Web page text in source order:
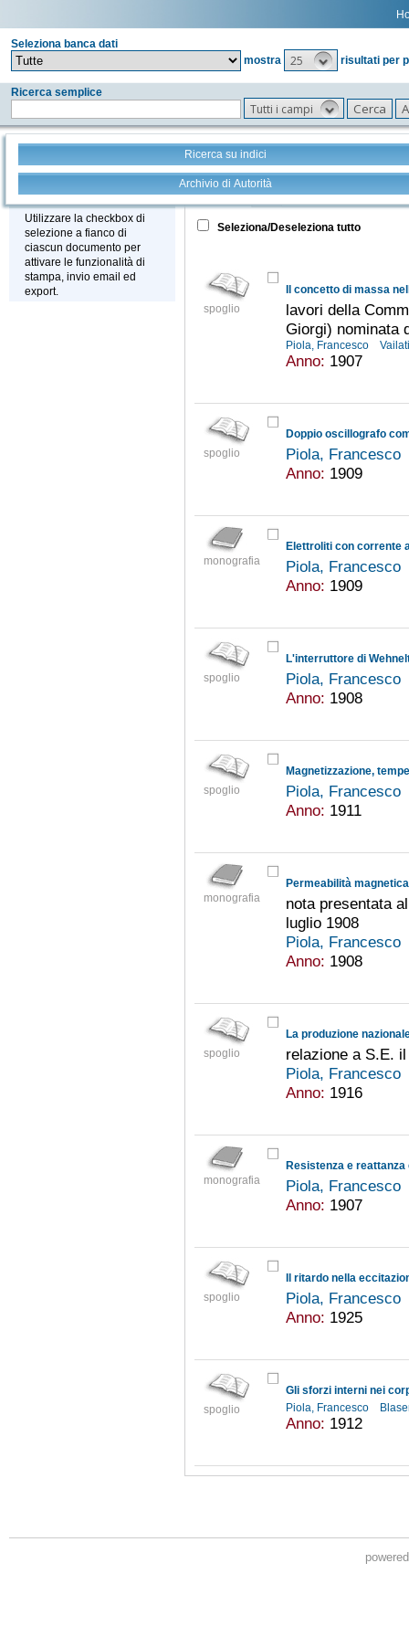
Seleziona banca dati
mostra
25 risultati per
Ricerca semplice
Tutti i campi
Ricerca su indici
Archivio di Autorità
Stampa - Email - Export
Utilizzare la checkbox di
selezione a fianco di
ciascun documento per
attivare le funzionalità di
stampa, invio email ed
export.
Tutto +
Seleziona/Deseleziona tutto
spoglio
lavori della
Giorgi) nominata
Piola, Francesco
Anno: 1907
spoglio
Doppio oscillografo
Piola, Francesco
Anno: 1909
monografia
Elettroliti con corrente
Piola, Francesco
Anno: 1909
spoglio
L'interruttore di
Piola, Francesco
Anno: 1908
spoglio
Magnetizzazione,
Piola, Francesco
Anno: 1911
monografia
nota presentata
luglio 1908
Piola, Francesco
Anno: 1908
spoglio
La produzione
relazione a S.E.
Piola, Francesco
Anno: 1916
monografia
Piola, Francesco
Anno: 1907
spoglio
Il ritardo nella
Piola, Francesco
Anno: 1925
spoglio Piola, Francesco
Anno: 1912